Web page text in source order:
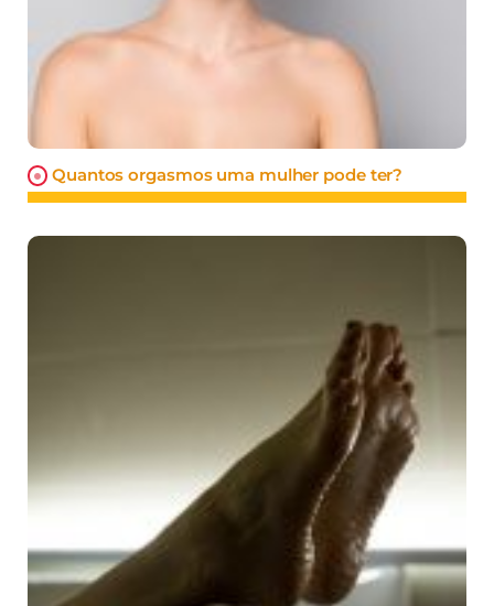
Quantos orgasmos uma mulher pode ter?